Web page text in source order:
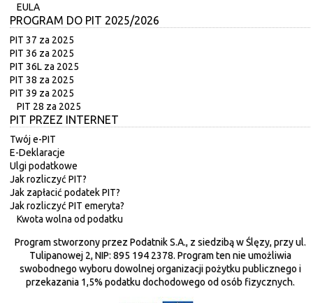
EULA
PROGRAM DO PIT 2025/2026
PIT 37 za 2025
PIT 36 za 2025
PIT 36L za 2025
PIT 38 za 2025
PIT 39 za 2025
PIT 28 za 2025
PIT PRZEZ INTERNET
Twój e-PIT
E-Deklaracje
Ulgi podatkowe
Jak rozliczyć PIT?
Jak zapłacić podatek PIT?
Jak rozliczyć PIT emeryta?
Kwota wolna od podatku
Program stworzony przez Podatnik S.A., z siedzibą w Ślęzy, przy ul.
Tulipanowej 2, NIP: 895 194 2378. Program ten nie umożliwia
swobodnego wyboru dowolnej organizacji pożytku publicznego i
przekazania 1,5% podatku dochodowego od osób fizycznych.